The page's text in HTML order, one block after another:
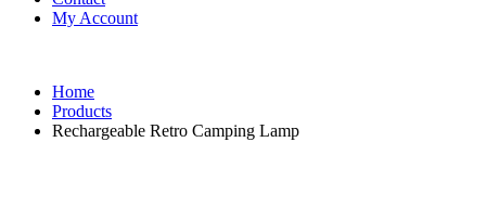
My Account
Home
Products
Rechargeable Retro Camping Lamp